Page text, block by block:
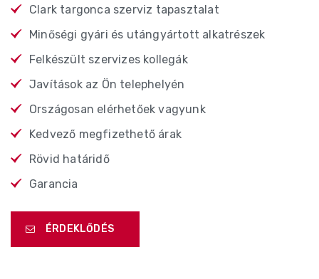
Clark targonca szerviz tapasztalat
Minőségi gyári és utángyártott alkatrészek
Felkészült szervizes kollegák
Javítások az Ön telephelyén
Országosan elérhetőek vagyunk
Kedvező megfizethető árak
Rövid határidő
Garancia
ÉRDEKLŐDÉS